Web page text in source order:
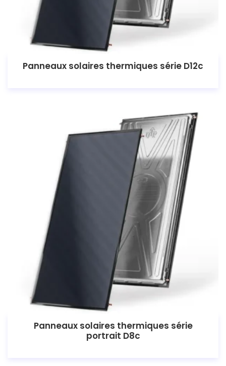
Panneaux solaires thermiques série D12c
Panneaux solaires thermiques série
portrait D8c